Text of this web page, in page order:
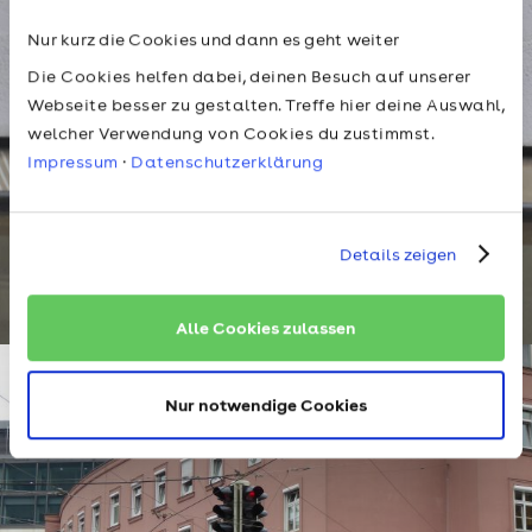
Nur kurz die Cookies und dann es geht weiter
Die Cookies helfen dabei, deinen Besuch auf unserer
Webseite besser zu gestalten. Treffe hier deine Auswahl,
welcher Verwendung von Cookies du zustimmst.
Impressum · Datenschutzerklärung
Details zeigen
Alle Cookies zulassen
Nur notwendige Cookies